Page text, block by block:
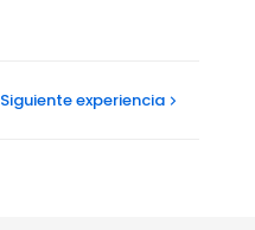
Siguienteexperiencia